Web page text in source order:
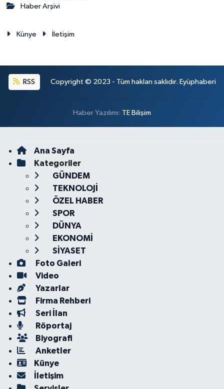
Haber Arşivi
Künye İletişim
RSS Copyright © 2023 - Tüm hakları saklıdır. Eyüphaberi
Haber Yazılımı: TE Bilişim
Ana Sayfa
Kategoriler
GÜNDEM
TEKNOLOJİ
ÖZEL HABER
SPOR
DÜNYA
EKONOMİ
SİYASET
Foto Galeri
Video
Yazarlar
Firma Rehberi
Seri İlan
Röportaj
Biyografi
Anketler
Künye
İletişim